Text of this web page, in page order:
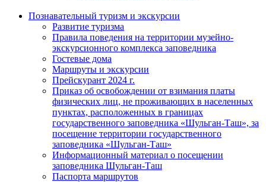
Познавательный туризм и экскурсии
Развитие туризма
Правила поведения на территории музейно-
экскурсионного комплекса заповедника
Гостевые дома
Маршруты и экскурсии
Прейскурант 2024 г.
Приказ об освобождении от взимания платы
физических лиц, не проживающих в населенных
пунктах, расположенных в границах
государственного заповедника «Шульган-Таш», за
посещение территории государственного
заповедника «Шульган-Таш»
Информационный материал о посещении
заповедника Шульган-Таш
Паспорта маршрутов